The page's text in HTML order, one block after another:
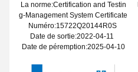
La norme:Certification and Testin
g-Management System Certificate
Numéro:15722Q20144R0S
Date de sortie:2022-04-11
Date de péremption:2025-04-10